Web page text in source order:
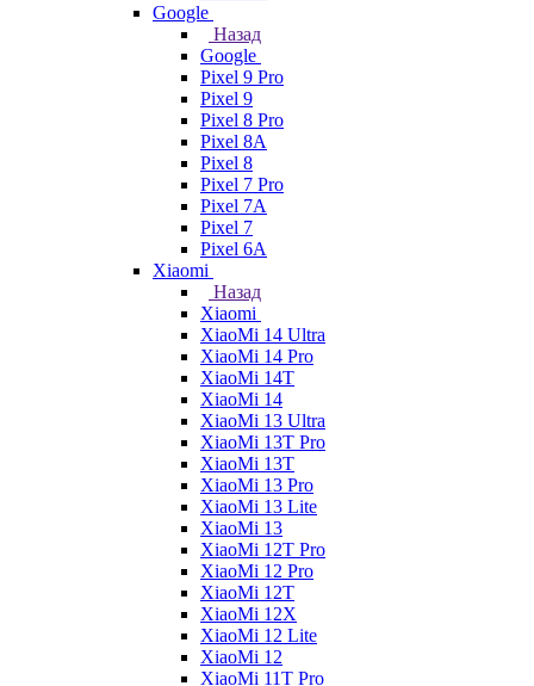
Google
Назад
Google
Pixel 9 Pro
Pixel 9
Pixel 8 Pro
Pixel 8A
Pixel 8
Pixel 7 Pro
Pixel 7A
Pixel 7
Pixel 6A
Xiaomi
Назад
Xiaomi
XiaoMi 14 Ultra
XiaoMi 14 Pro
XiaoMi 14T
XiaoMi 14
XiaoMi 13 Ultra
XiaoMi 13T Pro
XiaoMi 13T
XiaoMi 13 Pro
XiaoMi 13 Lite
XiaoMi 13
XiaoMi 12T Pro
XiaoMi 12 Pro
XiaoMi 12T
XiaoMi 12X
XiaoMi 12 Lite
XiaoMi 12
XiaoMi 11T Pro